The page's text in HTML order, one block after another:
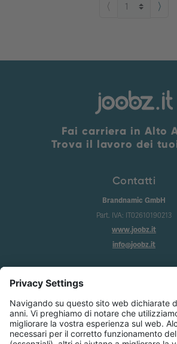
⟨ ⟩
Fai carriera in Alto
Trova il lavoro dei
Contatti
Brandnamic GmbH
Part. IVA: IT02610190213
www.joobz.it
info@joobz.it
Privacy
Condizioni generali
Impostazione dei cookie